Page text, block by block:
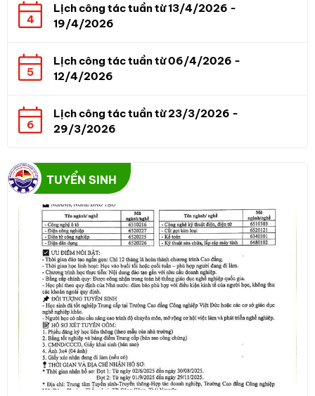
4
Lịch công tác tuần từ 13/4/2026 -
19/4/2026
5
Lịch công tác tuần từ 06/4/2026 -
12/4/2026
6
Lịch công tác tuần từ 23/3/2026 -
29/3/2026
TUYỂN SINH